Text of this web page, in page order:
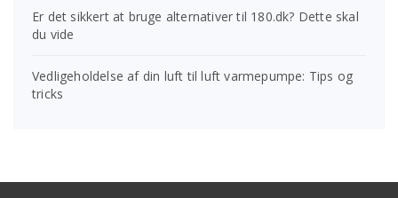
Er det sikkert at bruge alternativer til 180.dk? Dette skal
du vide
Vedligeholdelse af din luft til luft varmepumpe: Tips og
tricks